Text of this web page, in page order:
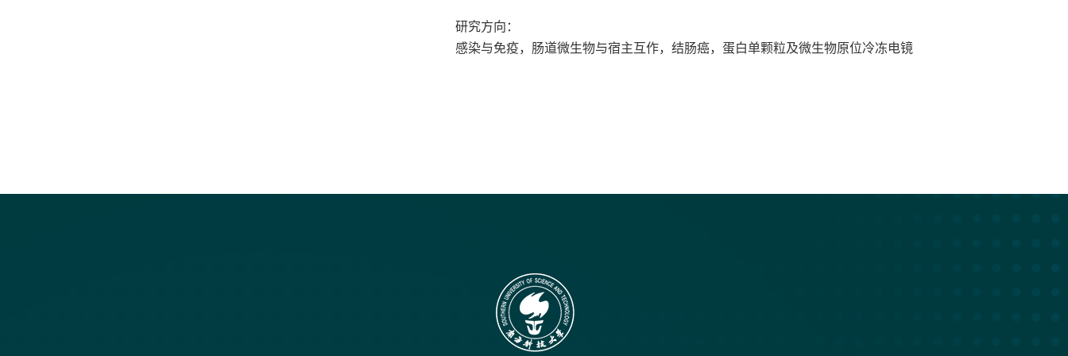
研究方向：
感染与免疫，肠道微生物与宿主互作，结肠癌，蛋白单颗粒及微生物原位冷冻电镜